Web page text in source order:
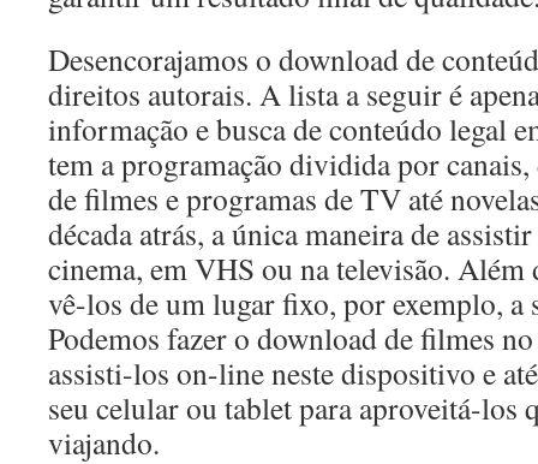
Desencorajamos o download de
direitos autorais. A lista a seguir é
informação e busca de conteúdo legal
tem a programação dividida por canais,
de filmes e programas de TV até
década atrás, a única maneira de
cinema, em VHS ou na televisão. Além
vê-los de um lugar fixo, por exemplo, a
Podemos fazer o download de filmes
assisti-los on-line neste dispositivo e
seu celular ou tablet para aproveitá-los
viajando.